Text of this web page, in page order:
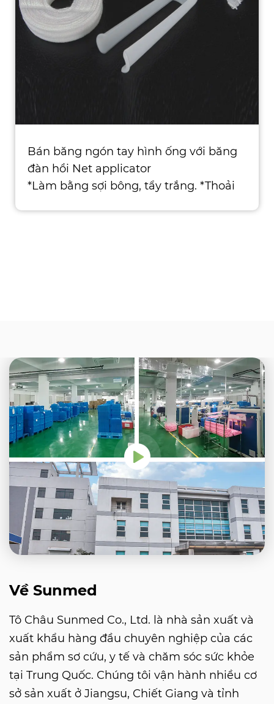
Bán băng ngón tay hình ống với băng
đàn hồi Net applicator
*Làm bằng sợi bông, tẩy trắng. *Thoải
Về Sunmed
Tô Châu Sunmed Co., Ltd. là nhà sản xuất và
xuất khẩu hàng đầu chuyên nghiệp của các
sản phẩm sơ cứu, y tế và chăm sóc sức khỏe
tại Trung Quốc. Chúng tôi vận hành nhiều cơ
sở sản xuất ở Jiangsu, Chiết Giang và tỉnh